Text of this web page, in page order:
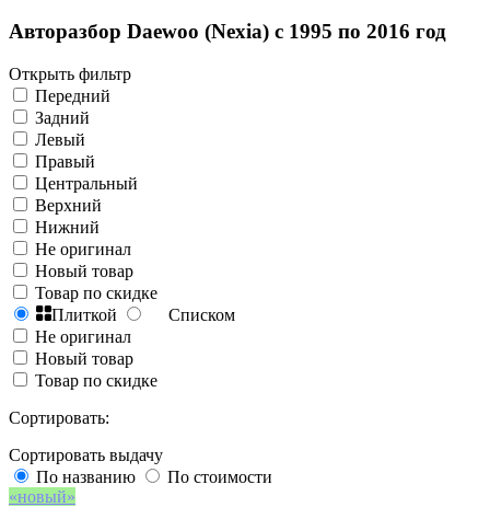
Авторазбор Daewoo (Nexia) с 1995 по 2016 год
Открыть фильтр
Передний
Задний
Левый
Правый
Центральный
Верхний
Нижний
Не оригинал
Новый товар
Товар по скидке
Плиткой
Списком
Не оригинал
Новый товар
Товар по скидке
Сортировать:
Сортировать выдачу
По названию
По стоимости
новый